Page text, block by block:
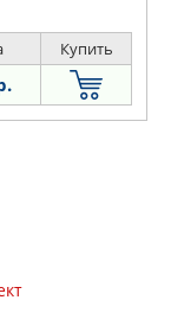
Купить